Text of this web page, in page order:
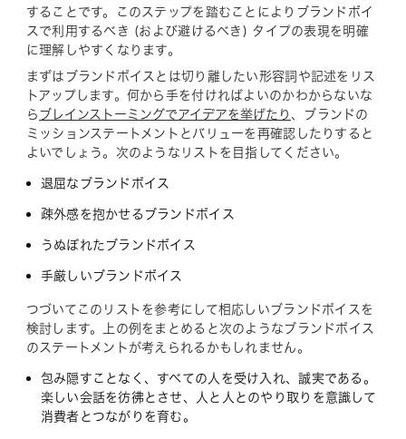
することです。このステップを踏むことによりブランドボイ
スで利用するべき (および避けるべき) タイプの表現を明確
に理解しやすくなります。
まずはブランドボイスとは切り離したい形容詞や記述をリス
トアップします。何から手を付ければよいのかわからないな
ら ブレインストーミングでアイデアを挙げたり 、ブランドの
ミッションステートメントとバリューを再確認したりすると
よいでしょう。次のようなリストを目指してください。
退屈なブランドボイス
疎外感を抱かせるブランドボイス
うぬぼれたブランドボイス
手厳しいブランドボイス
つづいてこのリストを参考にして相応しいブランドボイスを
検討します。上の例をまとめると次のようなブランドボイス
のステートメントが考えられるかもしれません。
包み隠すことなく、すべての人を受け入れ、誠実である。
楽しい会話を彷彿とさせ、人と人とのやり取りを意識して
消費者とつながりを育む。